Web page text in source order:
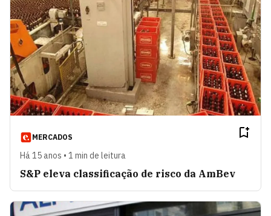
MERCADOS
Há 15 anos • 1 min de leitura
S&P eleva classificação de risco da AmBev